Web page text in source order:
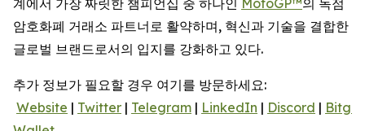
계에서 가장 짜릿한 챔피언십 중 하나인 MotoGP™의 독점
암호화폐 거래소 파트너로 활약하며, 혁신과 기술을 결합한
글로벌 브랜드로서의 입지를 강화하고 있다.
추가 정보가 필요할 경우 여기를 방문하세요:
Website | Twitter | Telegram | LinkedIn | Discord | Bitget